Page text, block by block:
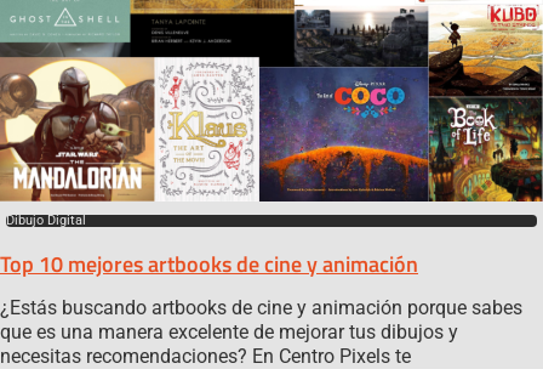
Dibujo Digital
Top 10 mejores artbooks de cine y animación
¿Estás buscando artbooks de cine y animación porque sabes
que es una manera excelente de mejorar tus dibujos y
necesitas recomendaciones? En Centro Pixels te